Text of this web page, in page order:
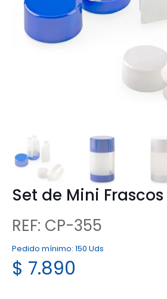
Set de Mini
REF: CP-355
Pedido mínimo: 150 Uds
$ 7.890